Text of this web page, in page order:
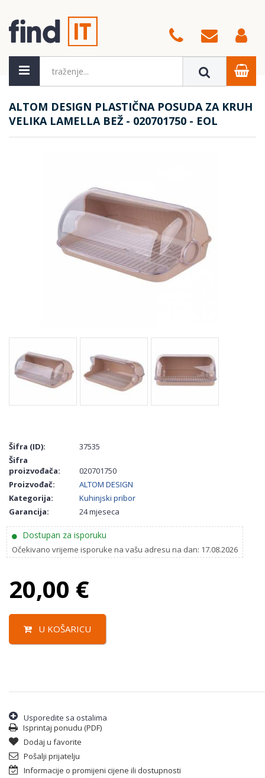
ALTOM DESIGN PLASTIČNA POSUDA ZA KRUH
VELIKA LAMELLA BEŽ - 020701750 - EOL
Šifra (ID):
37535
Šifra
proizvođača:
020701750
Proizvođač:
ALTOM DESIGN
Kategorija:
Kuhinjski pribor
Garancija:
24 mjeseca
Dostupan za isporuku
Očekivano vrijeme isporuke na vašu adresu na dan: 17.08.2026
20,00 €
U KOŠARICU
Usporedite sa ostalima
Isprintaj ponudu (PDF)
Dodaj u favorite
Pošalji prijatelju
Informacije o promijeni cijene ili dostupnosti